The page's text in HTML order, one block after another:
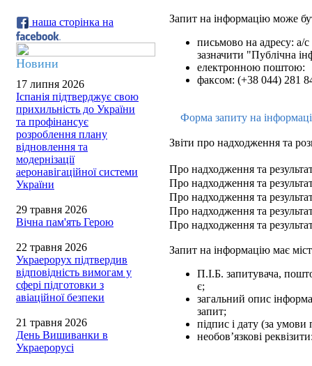
наша сторінка на
Новини
17 липня 2026
Іспанія підтверджує свою
прихильність до України
та профінансує
розроблення плану
відновлення та
модернізації
аеронавігаційної системи
України
29 травня 2026
Вічна пам'ять Герою
22 травня 2026
Украерорух підтвердив
відповідність вимогам у
сфері підготовки з
авіаційної безпеки
21 травня 2026
День Вишиванки в
Украерорусі
Запит на інформацію може
письмово на адресу: а/
зазначити "Публічна
електронною поштою:
факсом: (+38 044) 281
Форма запиту на
Звіти про надходження та
Про надходження та
Про надходження та
Про надходження та
Про надходження та
Про надходження та
Запит на інформацію має
П.І.Б. запитувача,
є;
загальний опис
запит;
підпис і дату (за
необов’язкові